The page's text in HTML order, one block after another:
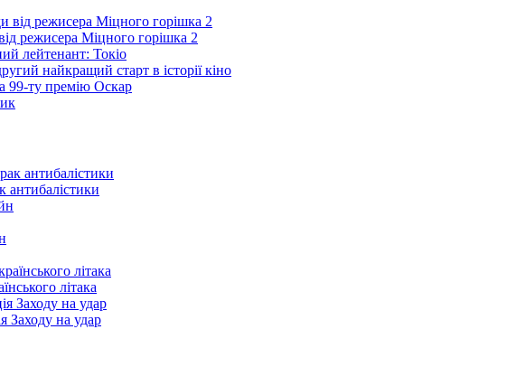
режисера Міцного горішка 2
лейтенант: Токіо
найкращий старт в історії кіно
99-ту премію Оскар
антибалістики
літака
Заходу на удар